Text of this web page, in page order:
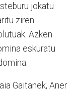
jokatu
ziren
Azken
eskuratu
Gaitanek, Aner